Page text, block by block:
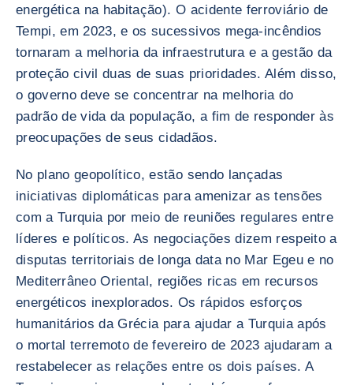
energética na habitação). O acidente ferroviário de
Tempi, em 2023, e os sucessivos mega-incêndios
tornaram a melhoria da infraestrutura e a gestão da
proteção civil duas de suas prioridades. Além disso,
o governo deve se concentrar na melhoria do
padrão de vida da população, a fim de responder às
preocupações de seus cidadãos.
No plano geopolítico, estão sendo lançadas
iniciativas diplomáticas para amenizar as tensões
com a Turquia por meio de reuniões regulares entre
líderes e políticos. As negociações dizem respeito a
disputas territoriais de longa data no Mar Egeu e no
Mediterrâneo Oriental, regiões ricas em recursos
energéticos inexplorados. Os rápidos esforços
humanitários da Grécia para ajudar a Turquia após
o mortal terremoto de fevereiro de 2023 ajudaram a
restabelecer as relações entre os dois países. A